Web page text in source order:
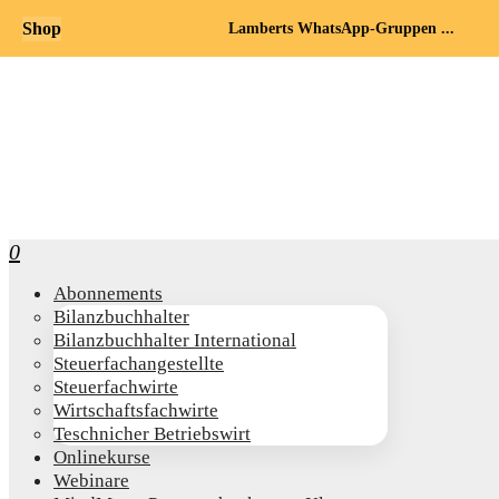
0
Abon­ne­ments
Bilanz­buch­hal­ter
Bilanz­buch­hal­ter International
Steu­er­fach­an­ge­stell­te
Steu­er­fach­wir­te
Wirt­schafts­fach­wir­te
Teschni­cher Betriebswirt
Online­kur­se
Web­i­na­re
Shop Lamberts WhatsApp-Gruppen ...